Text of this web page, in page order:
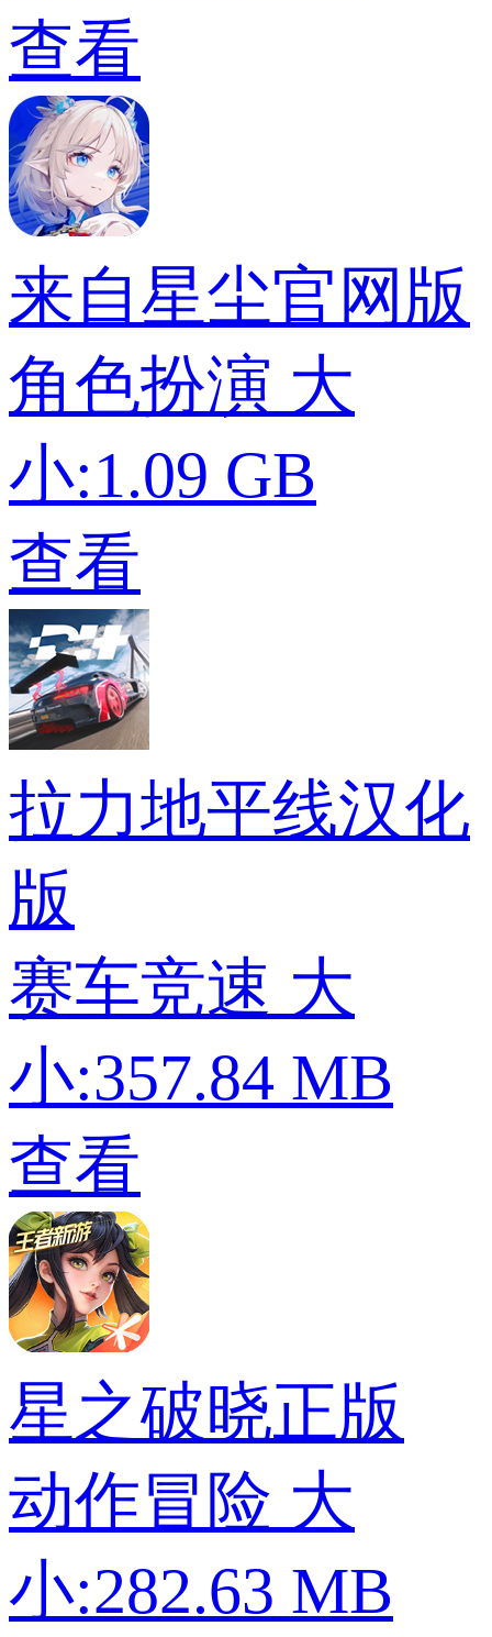
查看
来自星尘官网版
角色扮演 大
小:1.09 GB
查看
拉力地平线汉化
版
赛车竞速 大
小:357.84 MB
查看
星之破晓正版
动作冒险 大
小:282.63 MB